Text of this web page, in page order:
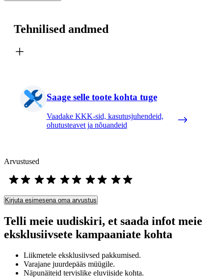
Tehnilised andmed
Saage selle toote kohta tuge
Vaadake KKK-sid, kasutusjuhendeid,
ohutusteavet ja nõuandeid
Arvustused
Kirjuta esimesena oma arvustus
Telli meie uudiskiri, et saada infot meie
eksklusiivsete kampaaniate kohta
Liikmetele eksklusiivsed pakkumised.
Varajane juurdepääs müügile.
Näpunäiteid tervislike eluviiside kohta.